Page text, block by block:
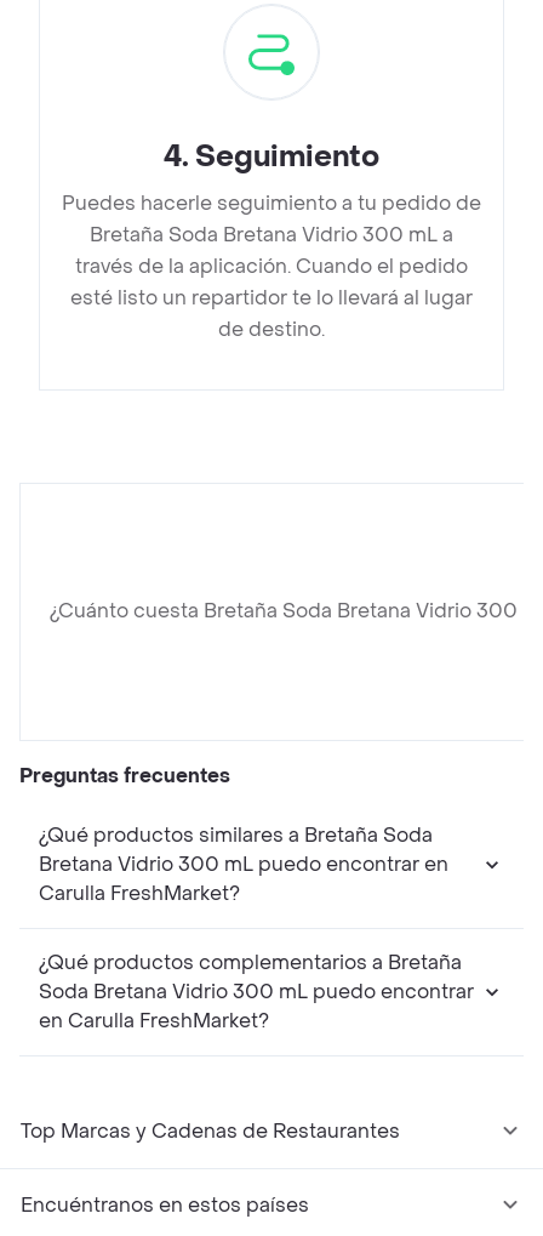
4. Seguimiento
Puedes hacerle seguimiento a tu pedido de
Bretaña Soda Bretana Vidrio 300 mL a
través de la aplicación. Cuando el pedido
esté listo un repartidor te lo llevará al lugar
de destino.
¿Cuánto cuesta Bretaña Soda Bretana Vidrio 300
Preguntas frecuentes
¿Qué productos similares a Bretaña Soda
Bretana Vidrio 300 mL puedo encontrar en
Carulla FreshMarket?
¿Qué productos complementarios a Bretaña
Soda Bretana Vidrio 300 mL puedo encontrar
en Carulla FreshMarket?
Top Marcas y Cadenas de Restaurantes
Encuéntranos en estos países